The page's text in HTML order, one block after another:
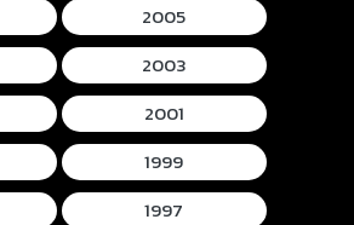
2005
2003
2001
1999
1997